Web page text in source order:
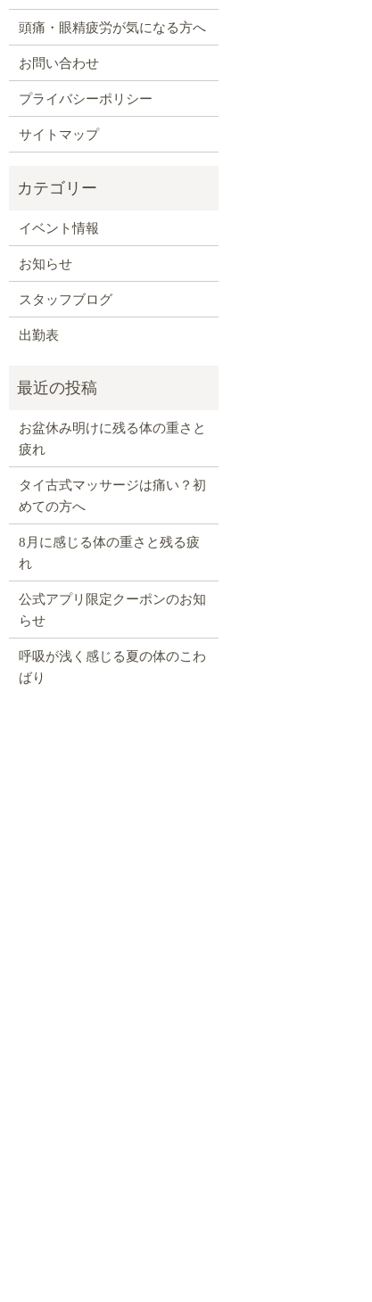
頭痛・眼精疲労が気になる方へ
お問い合わせ
プライバシーポリシー
サイトマップ
イベント情報
お知らせ
スタッフブログ
出勤表
お盆休み明けに残る体の重さと
疲れ
タイ古式マッサージは痛い？初
めての方へ
8月に感じる体の重さと残る疲
れ
公式アプリ限定クーポンのお知
らせ
呼吸が浅く感じる夏の体のこわ
ばり